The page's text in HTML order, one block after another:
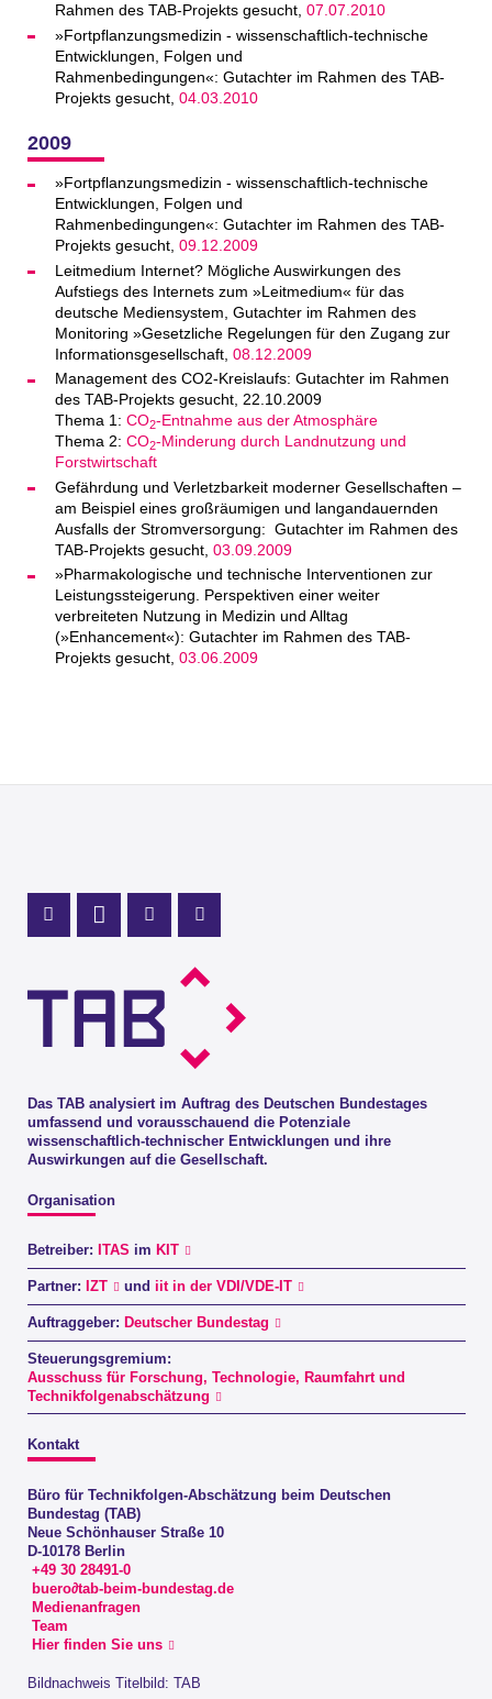
Rahmen des TAB-Projekts gesucht, 07.07.2010
»Fortpflanzungsmedizin - wissenschaftlich-technische
Entwicklungen, Folgen und
Rahmenbedingungen«: Gutachter im Rahmen des TAB-
Projekts gesucht, 04.03.2010
2009
»Fortpflanzungsmedizin - wissenschaftlich-technische
Entwicklungen, Folgen und
Rahmenbedingungen«: Gutachter im Rahmen des TAB-
Projekts gesucht, 09.12.2009
Leitmedium Internet? Mögliche Auswirkungen des
Aufstiegs des Internets zum »Leitmedium« für das
deutsche Mediensystem, Gutachter im Rahmen des
Monitoring »Gesetzliche Regelungen für den Zugang zur
Informationsgesellschaft, 08.12.2009
Management des CO2-Kreislaufs: Gutachter im Rahmen
des TAB-Projekts gesucht, 22.10.2009
Thema 1: CO2-Entnahme aus der Atmosphäre
Thema 2: CO2-Minderung durch Landnutzung und
Forstwirtschaft
Gefährdung und Verletzbarkeit moderner Gesellschaften –
am Beispiel eines großräumigen und langandauernden
Ausfalls der Stromversorgung: Gutachter im Rahmen des
TAB-Projekts gesucht, 03.09.2009
»Pharmakologische und technische Interventionen zur
Leistungssteigerung. Perspektiven einer weiter
verbreiteten Nutzung in Medizin und Alltag
(»Enhancement«): Gutachter im Rahmen des TAB-
Projekts gesucht, 03.06.2009
Das TAB analysiert im Auftrag des Deutschen Bundestages
umfassend und vorausschauend die Potenziale
wissenschaftlich-technischer Entwicklungen und ihre
Auswirkungen auf die Gesellschaft.
Organisation
Betreiber: ITAS im KIT
Partner: IZT und iit in der VDI/VDE-IT
Auftraggeber: Deutscher Bundestag
Steuerungsgremium:
Ausschuss für Forschung, Technologie, Raumfahrt und
Technikfolgenabschätzung
Kontakt
Büro für Technikfolgen-Abschätzung beim Deutschen
Bundestag (TAB)
Neue Schönhauser Straße 10
D-10178 Berlin
+49 30 28491-0
buero∂tab-beim-bundestag.de
Medienanfragen
Team
Hier finden Sie uns
Profil Mastodon
LinkedIn Profil
Bildnachweis Titelbild: TAB